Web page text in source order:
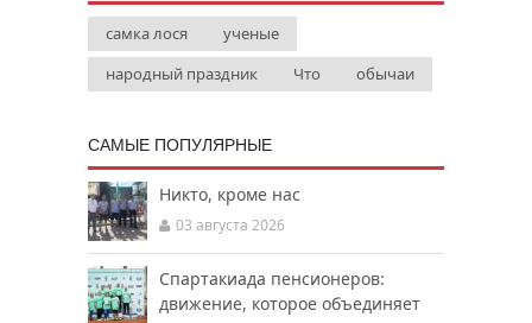
самка лося
ученые
народный праздник
Что обычаи
САМЫЕ ПОПУЛЯРНЫЕ
Никто, кроме нас
03 августа 2026
Спартакиада пенсионеров:
движение, которое объединяет